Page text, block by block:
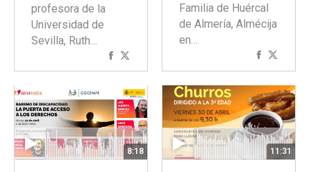
profesora de la
Universidad de
Sevilla, Ruth…
Compartir
con
Facebook
con
Twitter
Familia de Huércal
de Almería, Almécija
en…
Compartir
concon
8:18 11:31